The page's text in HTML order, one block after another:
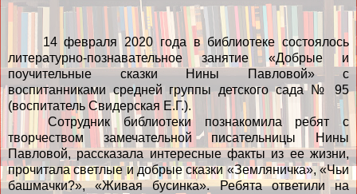
14 февраля 2020 года в библиотеке состоялось
литературно-познавательное занятие «Добрые и
поучительные сказки Нины Павловой» с
воспитанниками средней группы детского сада № 95
(воспитатель Свидерская Е.Г.).
Сотрудник библиотеки познакомила ребят с
творчеством замечательной писательницы Нины
Павловой, рассказала интересные факты из ее жизни,
прочитала светлые и добрые сказки «Земляничка», «Чьи
башмачки?», «Живая бусинка». Ребята ответили на